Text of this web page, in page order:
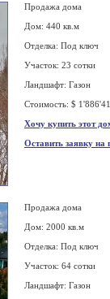
Продажа дома
Дом: 440 кв.м
Отделка: Под ключ
Участок: 23 сотки
Ландшафт: Газон
Стоимость: $
Хочу купить этот
Оставить заявку на
Продажа дома
Дом: 2000 кв.м
Отделка: Под ключ
Участок: 64 сотки
Ландшафт: Газон